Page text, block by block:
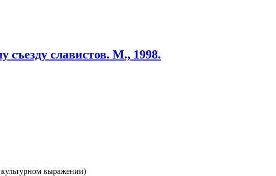
славистов. М., 1998.
выражении)